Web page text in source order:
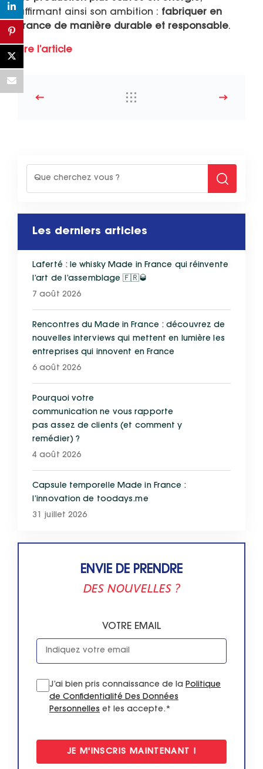
affirmant ainsi son ambition : fabriquer en
France de manière durable et responsable.
Lire l’article
Les derniers articles
Laferté : le whisky Made in France qui réinvente
l’art de l’assemblage 🇫🇷🥃
7 août 2026
Rencontres du Made in France : découvrez de
nouvelles interviews qui mettent en lumière les
entreprises qui innovent en France
6 août 2026
Pourquoi votre
communication ne vous rapporte
pas assez de clients (et comment y
remédier) ?
4 août 2026
Capsule temporelle Made in France :
l’innovation de toodays.me
31 juillet 2026
ENVIE DE PRENDRE
DES NOUVELLES ?
VOTRE EMAIL
J’ai bien pris connaissance de la Politique
de Confidentialité Des Données
Personnelles et les accepte.*